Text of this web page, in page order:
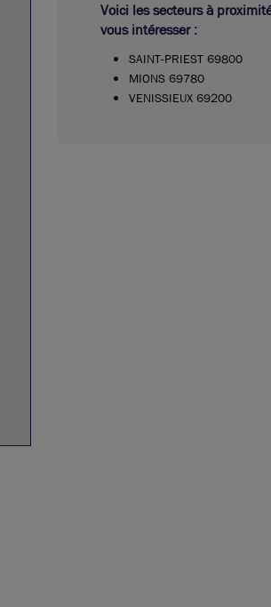
Voici les secteurs à
vous intéresser :
SAINT-PRIEST 69800
MIONS 69780
VENISSIEUX 69200